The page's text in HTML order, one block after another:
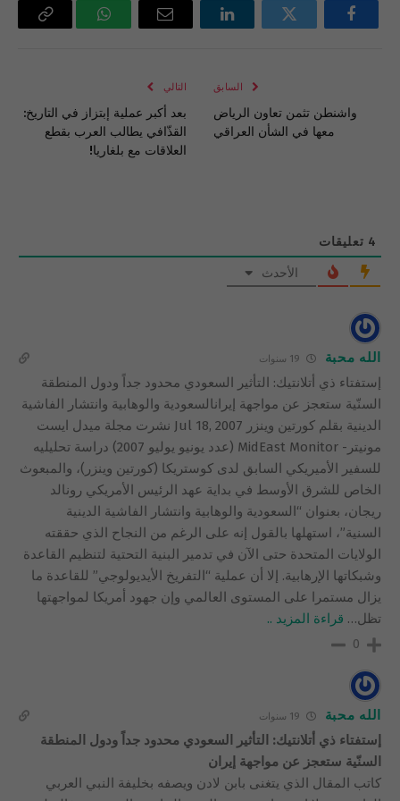
فيسبوك تويتر لينكدإن
البريد
واتساب Copy
السابق
واشنطن تثمن تعاون الرياض
معها في الشأن العراقي
التالي
بعد أكبر عملية إبتزاز في التاريخ:
القذّافي يطالب العرب بقطع
العلاقات مع بلغاريا!
4 تعليقات
الأحدث
الله محبة
إستفتاء ذي أتلانتيك: التأثير السعودي محدود جداً ودول المنطقة
السنّية ستعجز عن مواجهة إيرانالسعودية والوهابية وانتشار الفاشية
الدينية بقلم كورتين وينزر Jul 18, 2007 نشرت مجلة ميدل ايست
مونيتر- MidEast Monitor (عدد يونيو يوليو 2007) دراسة تحليليه
للسفير الأميريكي السابق لدى كوستريكا (كورتين وينزر)، والمبعوث
الخاص للشرق الأوسط في بداية عهد الرئيس الأمريكي رونالد
ريجان، بعنوان “السعودية والوهابية وانتشار الفاشية الدينية
السنية”، استهلها بالقول إنه على الرغم من النجاح الذي حققته
الولايات المتحدة حتى الآن في تدمير البنية التحتية لتنظيم القاعدة
وشبكاتها الإرهابية. إلا أن عملية “التفريخ الأيديولوجي” للقاعدة ما
يزال مستمرا على المستوى العالمي وإن جهود أمريكا لمواجهتها
تظل… قراءة المزيد ..
0
الله محبة
إستفتاء ذي أتلانتيك: التأثير السعودي محدود جداً ودول المنطقة
السنّية ستعجز عن مواجهة إيران
كاتب المقال الذي يتغنى بابن لادن ويصفه بخليفة النبي العربي